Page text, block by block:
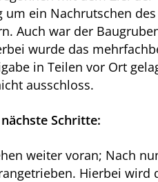
um ein Nachrutschen
Auch war der
wurde das
in Teilen vor Ort
ausschloss.
Schritte:
weiter voran; Nach
Hierbei wird